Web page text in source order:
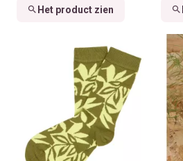
Het product zien